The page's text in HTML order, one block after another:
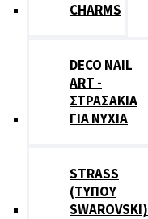
CHARMS
DECO NAIL
ART -
ΣΤΡΑΣΑΚΙΑ
ΓΙΑ ΝΥΧΙΑ
STRASS
(ΤΥΠΟΥ
SWAROVSKI)